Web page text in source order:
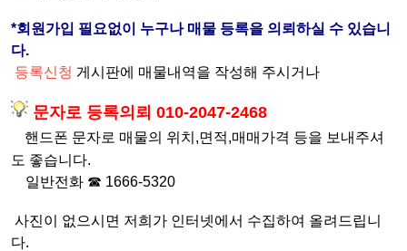
*회원가입 필요없이 누구나 매물 등록을 의뢰하실 수 있습니
다.
등록신청 게시판에 매물내역을 작성해 주시거나
문자로 등록의뢰 010-2047-2468
핸드폰 문자로 매물의 위치,면적,매매가격 등을 보내주셔
도 좋습니다.
일반전화 ☎ 1666-5320
사진이 없으시면 저희가 인터넷에서 수집하여 올려드립니
다.